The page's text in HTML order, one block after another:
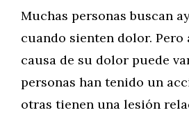
Muchas personas buscan
cuando sienten dolor. Pero
causa de su dolor puede
personas han tenido un
otras tienen una lesión